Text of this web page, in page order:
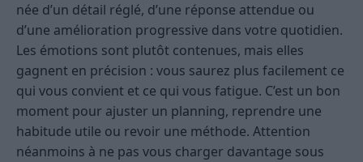
née d’un détail réglé, d’une réponse attendue ou
d’une amélioration progressive dans votre quotidien.
Les émotions sont plutôt contenues, mais elles
gagnent en précision : vous saurez plus facilement ce
qui vous convient et ce qui vous fatigue. C’est un bon
moment pour ajuster un planning, reprendre une
habitude utile ou revoir une méthode. Attention
néanmoins à ne pas vous charger davantage sous